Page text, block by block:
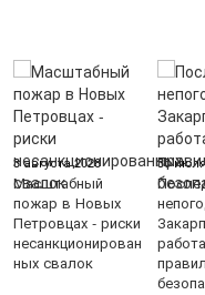
3 августа 2026
Масштабный
пожар в Новых
Петровцах - риски
несанкционирован
ных свалок
30